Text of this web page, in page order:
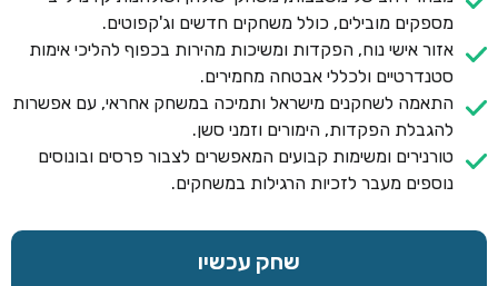
מספקים מובילים, כולל משחקים חדשים וג'קפוטים.
אזור אישי נוח, הפקדות ומשיכות מהירות בכפוף להליכי אימות
סטנדרטיים ולכללי אבטחה מחמירים.
התאמה לשחקנים מישראל ותמיכה במשחק אחראי, עם אפשרות
להגבלת הפקדות, הימורים וזמני סשן.
טורנירים ומשימות קבועים המאפשרים לצבור פרסים ובונוסים
נוספים מעבר לזכיות הרגילות במשחקים.
שחק עכשיו